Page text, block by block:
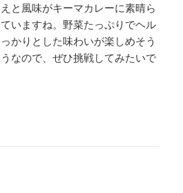
と風味がキーマカレーに素晴ら
いますね。野菜たっぷりでヘル
かりとした味わいが楽しめそう
なので、ぜひ挑戦してみたいで